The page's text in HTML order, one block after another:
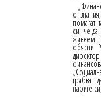
от
помагат
си, че да
живеем
обясни
трябва
парите